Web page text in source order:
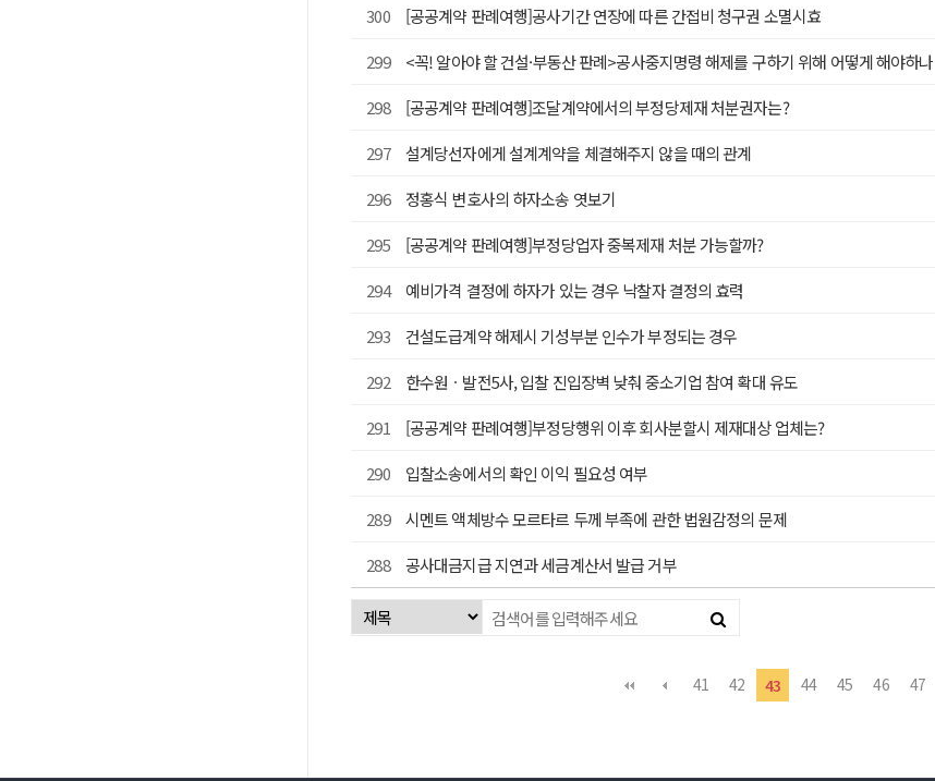
300
[공공계약 판례여행]공사기간 연장에 따른 간접비 청구권 소멸시효
299
<꼭! 알아야 할 건설·부동산 판례>공사중지명령 해제를 구하기 위해 어떻게 해야하나
298
[공공계약 판례여행]조달계약에서의 부정당제재 처분권자는?
297
설계당선자에게 설계계약을 체결해주지 않을 때의 관계
296
정홍식 변호사의 하자소송 엿보기
295
[공공계약 판례여행]부정당업자 중복제재 처분 가능할까?
294
예비가격 결정에 하자가 있는 경우 낙찰자 결정의 효력
293
건설도급계약 해제시 기성부분 인수가 부정되는 경우
292
한수원ㆍ발전5사, 입찰 진입장벽 낮춰 중소기업 참여 확대 유도
291
[공공계약 판례여행]부정당행위 이후 회사분할시 제재대상 업체는?
290
입찰소송에서의 확인 이익 필요성 여부
289
시멘트 액체방수 모르타르 두께 부족에 관한 법원감정의 문제
288
공사대금지급 지연과 세금계산서 발급 거부
41 42 43 44 45 46 47